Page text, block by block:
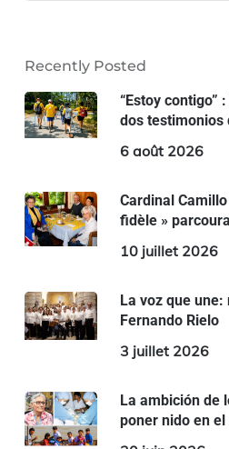
Recently Posted
“Estoy contigo”
dos testimonios
6 août 2026
Cardinal
fidèle »
10 juillet 2026
La voz que une:
Fernando Rielo
3 juillet 2026
La ambición de
poner nido en el